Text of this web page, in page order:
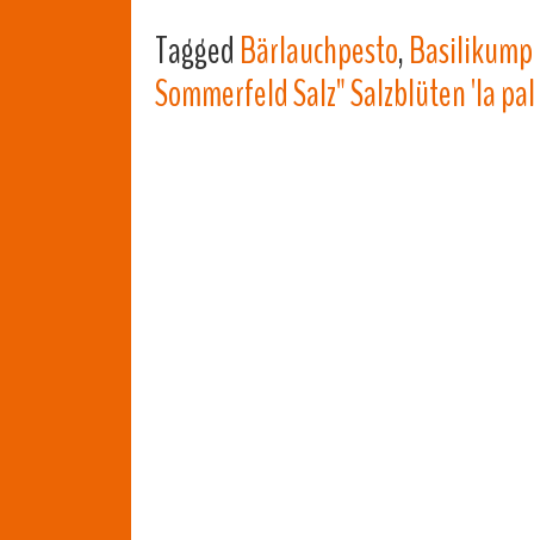
TaggedBärlauchpesto,
Sommerfeld Salz" Salzblüten 'la